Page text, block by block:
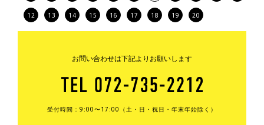
12 13 14 15 16 17 18 19 20
お問い合わせは下記よりお願いします
受付時間：9:00〜17:00（土・日・祝日・年末年始除く）